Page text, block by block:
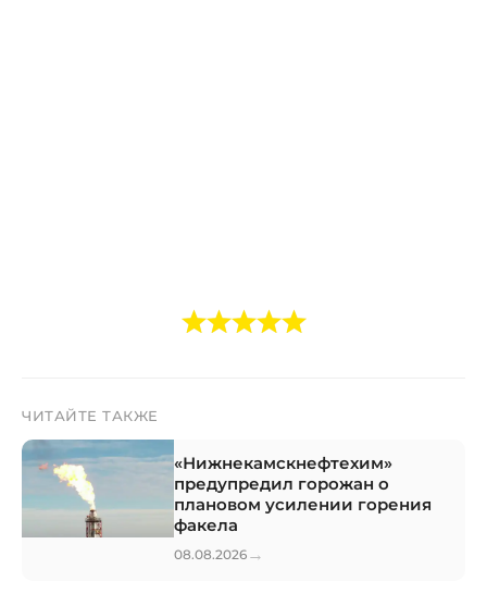
ЧИТАЙТЕ ТАКЖЕ
«Нижнекамскнефтехим»
предупредил горожан о
плановом усилении горения
факела
08.08.2026 →